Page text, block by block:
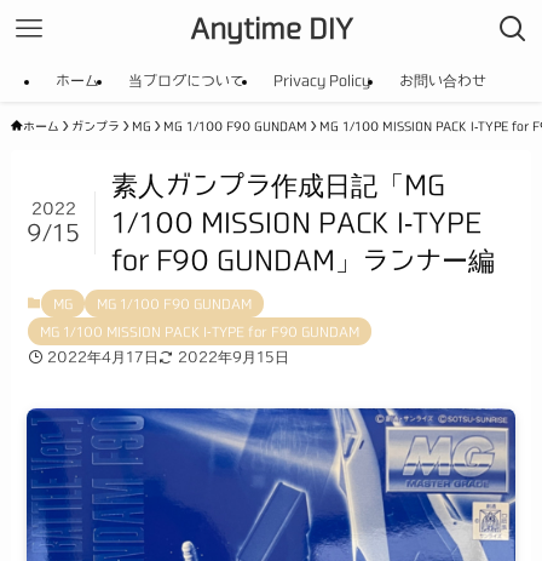
Anytime DIY
ホーム 当ブログについて Privacy Policy お問い合わせ
ホーム ガンプラ MG MG 1/100 F90 GUNDAM MG 1/100 MISSION PACK I-TYPE for
素人ガンプラ作成日記「MG
1/100 MISSION PACK I-TYPE
for F90 GUNDAM」ランナー編
2022
9/15
MG MG 1/100 F90 GUNDAM
MG 1/100 MISSION PACK I-TYPE for F90 GUNDAM
2022年4月17日 2022年9月15日